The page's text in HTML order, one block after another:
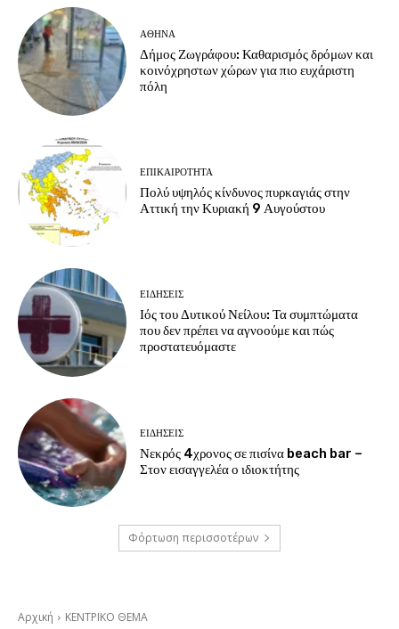
ΑΘΗΝΑ
Δήμος Ζωγράφου: Καθαρισμός δρόμων και
κοινόχρηστων χώρων για πιο ευχάριστη
πόλη
ΕΠΙΚΑΙΡΟΤΗΤΑ
Πολύ υψηλός κίνδυνος πυρκαγιάς στην
Αττική την Κυριακή 9 Αυγούστου
ΕΙΔΗΣΕΙΣ
Ιός του Δυτικού Νείλου: Τα συμπτώματα
που δεν πρέπει να αγνοούμε και πώς
προστατευόμαστε
ΕΙΔΗΣΕΙΣ
Νεκρός 4χρονος σε πισίνα beach bar –
Στον εισαγγελέα ο ιδιοκτήτης
Φόρτωση περισσοτέρων